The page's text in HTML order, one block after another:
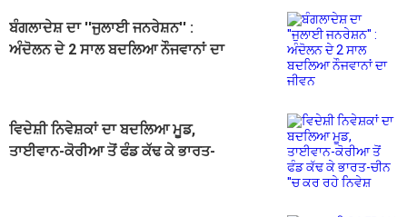
ਬੰਗਲਾਦੇਸ਼ ਦਾ ''ਜੁਲਾਈ ਜਨਰੇਸ਼ਨ'' :
ਅੰਦੋਲਨ ਦੇ 2 ਸਾਲ ਬਦਲਿਆ ਨੌਜਵਾਨਾਂ ਦਾ
ਵਿਦੇਸ਼ੀ ਨਿਵੇਸ਼ਕਾਂ ਦਾ ਬਦਲਿਆ ਮੂਡ,
ਤਾਈਵਾਨ-ਕੋਰੀਆ ਤੋਂ ਫੰਡ ਕੱਢ ਕੇ ਭਾਰਤ-